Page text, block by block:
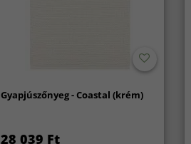
Gyapjúszőnyeg - Coastal (krém)
28 039 Ft